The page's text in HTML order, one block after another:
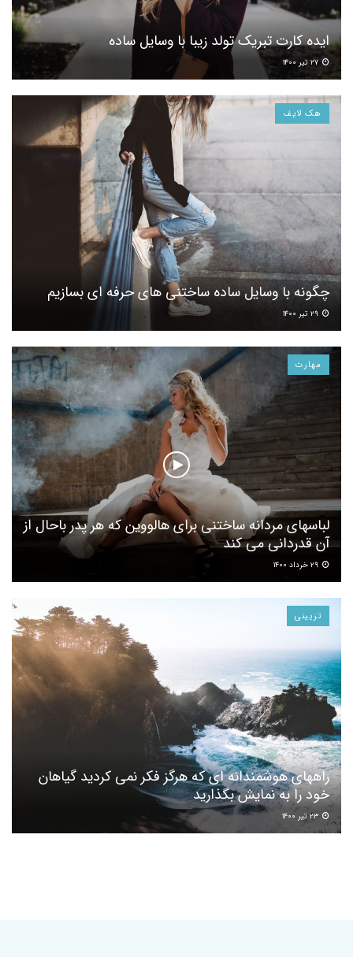
ایده کارت تبریک تولد زیبا با وسایل ساده
هک لایف
چگونه با وسایل ساده ساختنی های حرفه ای بسازیم
مهارت
لباسهای مردانه ساختنی برای هالووین که هر پدر باحال از
آن قدردانی می کند
تزیینی
راههای هوشمندانه ای که هرگز فکر نمی کردید گیاهان
خود را به نمایش بگذارید